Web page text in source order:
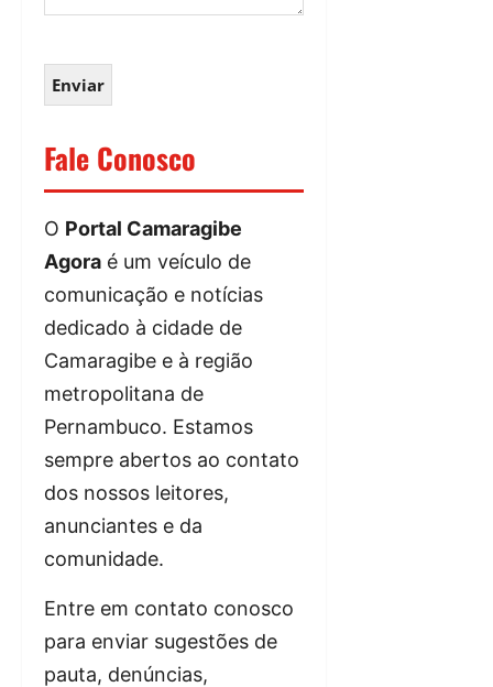
Fale Conosco
O Portal Camaragibe
Agora é um veículo de
comunicação e notícias
dedicado à cidade de
Camaragibe e à região
metropolitana de
Pernambuco. Estamos
sempre abertos ao contato
dos nossos leitores,
anunciantes e da
comunidade.
Entre em contato conosco
para enviar sugestões de
pauta, denúncias,